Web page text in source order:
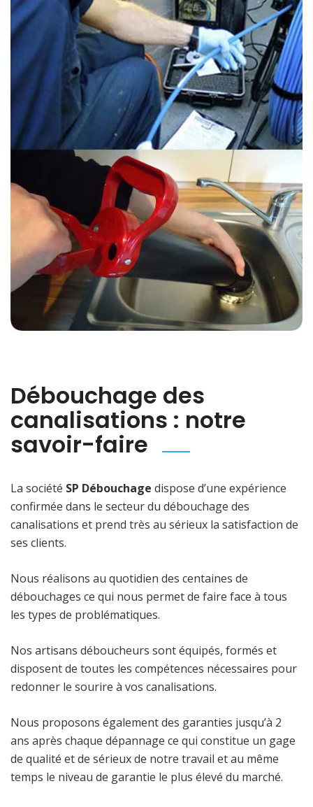
Débouchage des
canalisations : notre
savoir-faire
La société SP Débouchage dispose d’une expérience
confirmée dans le secteur du débouchage des
canalisations et prend très au sérieux la satisfaction de
ses clients.
Nous réalisons au quotidien des centaines de
débouchages ce qui nous permet de faire face à tous
les types de problématiques.
Nos artisans déboucheurs sont équipés, formés et
disposent de toutes les compétences nécessaires pour
redonner le sourire à vos canalisations.
Nous proposons également des garanties jusqu’à 2
ans après chaque dépannage ce qui constitue un gage
de qualité et de sérieux de notre travail et au même
temps le niveau de garantie le plus élevé du marché.